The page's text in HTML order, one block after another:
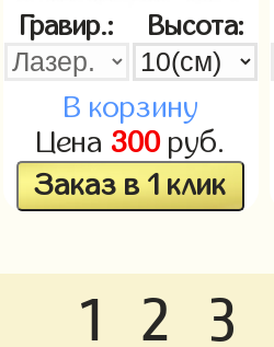
Гравир.: Высота:
В корзину
Цена 300руб.
Заказ в 1 клик
1 2 3